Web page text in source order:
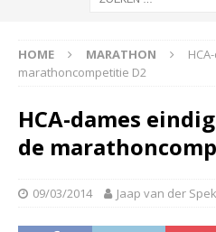
HOME MARATHON
marathoncompetitie D2
HCA-dames
de
09/03/2014 Jaap van der Spek